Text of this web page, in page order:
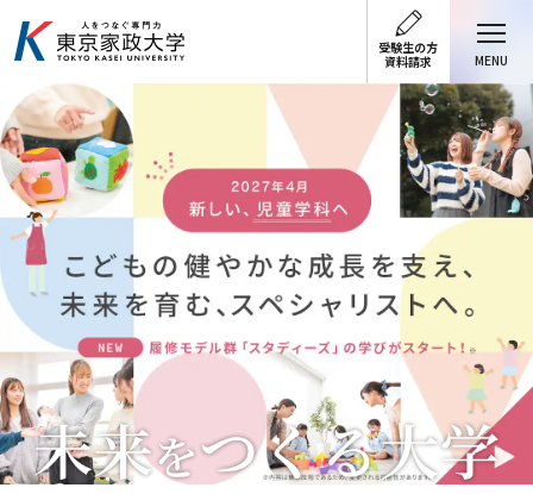
受験生の方
資料請求
MENU